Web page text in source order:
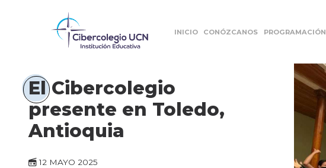
INICIO CONÓZCANOS PROGRAMACIÓN
El Cibercolegio
presente en Toledo,
Antioquia
12 MAYO 2025